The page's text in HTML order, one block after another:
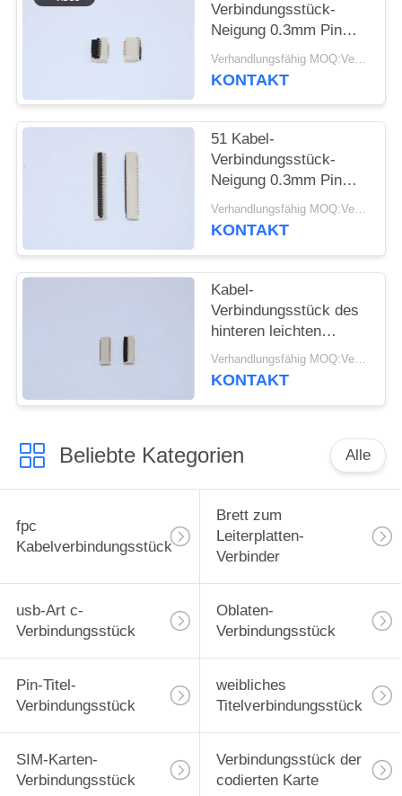
POLICY
Verbindungsstück-
Neigung 0.3mm Pin
FPC einfach auf
VORMONTIERTEM
Verhandlungsfähig MOQ:Verhandelbar
KONTAKT
51 Kabel-
Verbindungsstück-
Neigung 0.3mm Pin
FPC Flexc$einfach-auf
VORMONTIERTEM
Verhandlungsfähig MOQ:Verhandelbar
KONTAKT
Kabel-
Verbindungsstück des
hinteren leichten
Schlages ZIF,
elektrisches Kabel-
Verhandlungsfähig MOQ:Verhandelbar
KONTAKT
Beliebte Kategorien Alle
fpc
Kabelverbindungsstück
Brett zum
Leiterplatten-
Verbinder
usb-Art c-
Verbindungsstück
Oblaten-
Verbindungsstück
Pin-Titel-
Verbindungsstück
weibliches
Titelverbindungsstück
SIM-Karten-
Verbindungsstück
Verbindungsstück der
codierten Karte